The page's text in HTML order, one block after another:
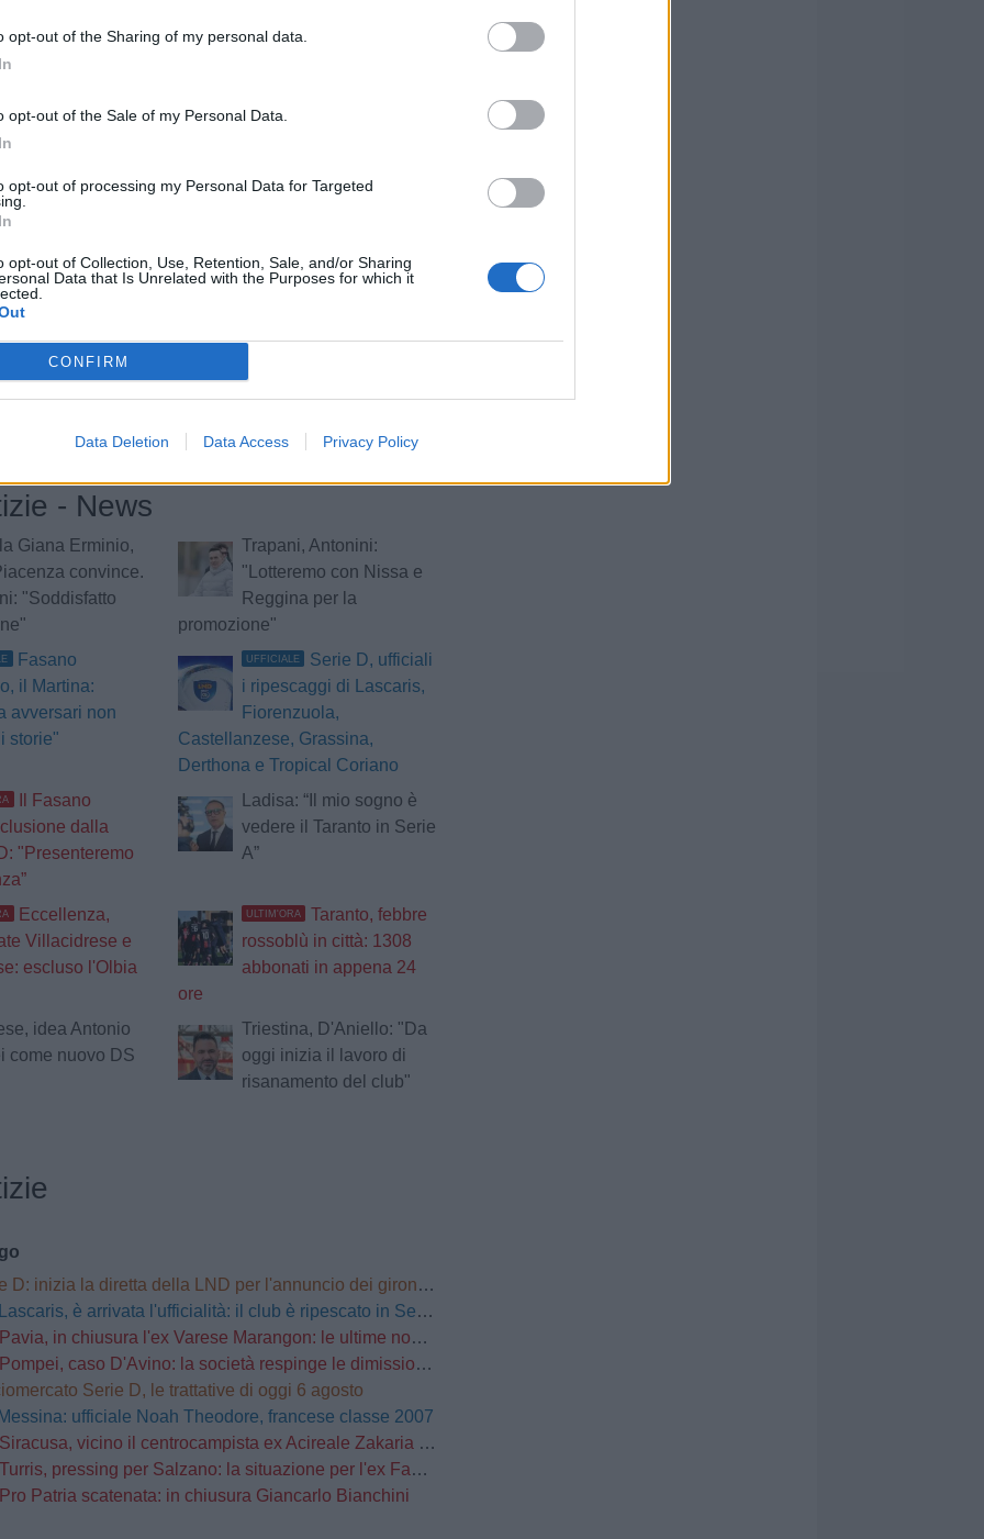
opt-out of the Sharing of my personal data.
opt-out of the Sale of my Personal Data.
opt-out of processing my Personal Data for Targeted
opt-out of Collection, Use, Retention, Sale, and/or Sharing
Data that Is Unrelated with the Purposes for which it
CONFIRM
Data Deletion Data Access Privacy Policy
- News
Giana Erminio,
convince.
"Soddisfatto
Trapani, Antonini:
"Lotteremo con Nissa e
Reggina per la
promozione"
Fasano
il Martina:
avversari non
storie"
UFFICIALE
Serie D, ufficiali
i ripescaggi di Lascaris,
Fiorenzuola,
Castellanzese, Grassina,
Derthona e Tropical Coriano
Il Fasano
dalla
"Presenteremo
Ladisa: “Il mio sogno è
vedere il Taranto in Serie
A”
Eccellenza,
Villacidrese e
escluso l'Olbia
ULTIM'ORA
Taranto, febbre
rossoblù in città: 1308
abbonati in appena 24
ore
idea Antonio
come nuovo DS
Triestina, D'Aniello: "Da
oggi inizia il lavoro di
risanamento del club"
D: inizia la diretta della LND per l'annuncio dei gironi | LIVE
Lascaris, è arrivata l'ufficialità: il club è ripescato in Serie D
Pavia, in chiusura l'ex Varese Marangon: le ultime novità
Pompei, caso D'Avino: la società respinge le dimissioni del Direttore Generale
Serie D, le trattative di oggi 6 agosto
Messina: ufficiale Noah Theodore, francese classe 2007
Siracusa, vicino il centrocampista ex Acireale Zakaria Daqoune
Turris, pressing per Salzano: la situazione per l'ex Fasano
Pro Patria scatenata: in chiusura Giancarlo Bianchini